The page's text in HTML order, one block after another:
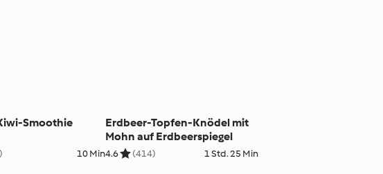
Smoothie
10 Min
Erdbeer-Topfen-Knödel mit
Mohn auf Erdbeerspiegel
4.6 (414) 1 Std. 25 Min